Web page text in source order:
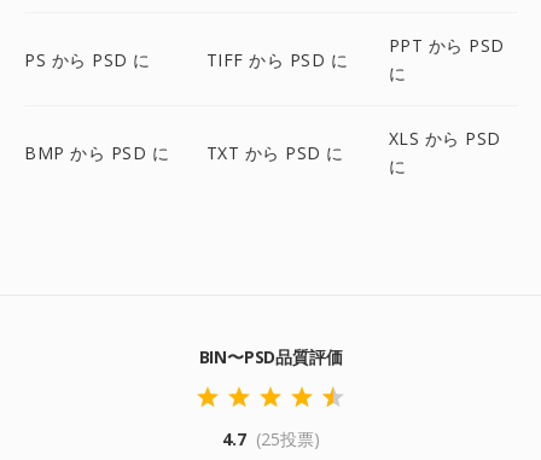
PS から PSD に TIFF から PSD に
PPT から PSD
に
BMP から PSD に TXT から PSD に
XLS から PSD
に
BIN〜PSD品質評価
4.7 (25投票)